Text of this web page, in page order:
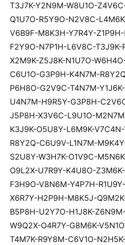
T3J7K-Y2N9M-W8U1O-
Q1U7O-R5Y9O-N2V8C-
V6B9F-M8K3H-Y7R4Y-
F2Y9O-N7P1H-L6V8C-T3J9K-
X2M9K-Z5J8K-N1U7O-
C6U1O-G3P9H-K4N7M-
P6H8O-G2V9C-T4N7M-
U4N7M-H9R5Y-G3P8H-
J5P8H-X3V6C-L9U1O-
K3J9K-O5U8Y-L6M9K-V7C4N-
R8Y2Q-C6U9V-L1N7M-
S2U8Y-W3H7K-O1V9C-
O9L2X-U7R9Y-K4U8O-
F3H9O-V8N6M-Y4P7H-
X6R7Y-H2P9H-M8K5J-
B5P8H-U2Y7O-H1J8K-
W9Q2X-O4R7Y-G8M6K-
T4M7K-R9Y8M-C6V1O-